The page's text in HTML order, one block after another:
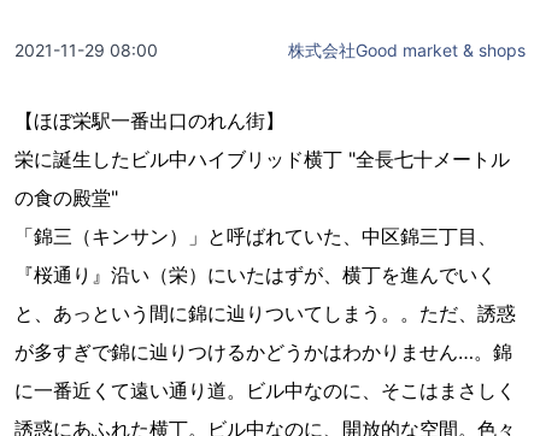
2021-11-29 08:00 株式会社Good market & shops
【ほぼ栄駅一番出口のれん街】
栄に誕生したビル中ハイブリッド横丁 "全長七十メートル
の食の殿堂"
「錦三（キンサン）」と呼ばれていた、中区錦三丁目、
『桜通り』沿い（栄）にいたはずが、横丁を進んでいく
と、あっという間に錦に辿りついてしまう。。ただ、誘惑
が多すぎで錦に辿りつけるかどうかはわかりません…。錦
に一番近くて遠い通り道。ビル中なのに、そこはまさしく
誘惑にあふれた横丁。ビル中なのに、開放的な空間。色々